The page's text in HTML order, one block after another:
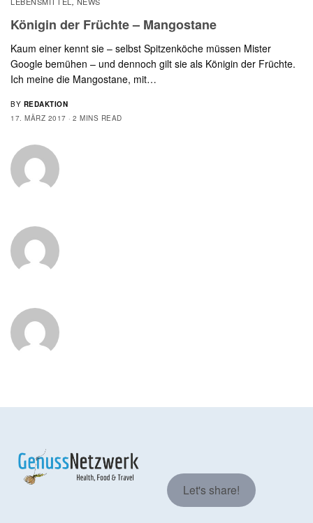
Königin der Früchte – Mangostane
Kaum einer kennt sie – selbst Spitzenköche müssen Mister
Google bemühen – und dennoch gilt sie als Königin der Früchte.
Ich meine die Mangostane, mit…
BY REDAKTION
17. MÄRZ 2017
2 MINS READ
Let's share!